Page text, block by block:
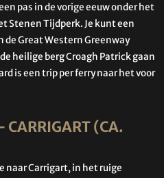
pas in de vorige eeuw onder het
Stenen Tijdperk. Je kunt een
de Great Western Greenway
heilige berg Croagh Patrick gaan
is een trip per ferry naar het voor
CARRIGART (CA.
naar Carrigart, in het ruige